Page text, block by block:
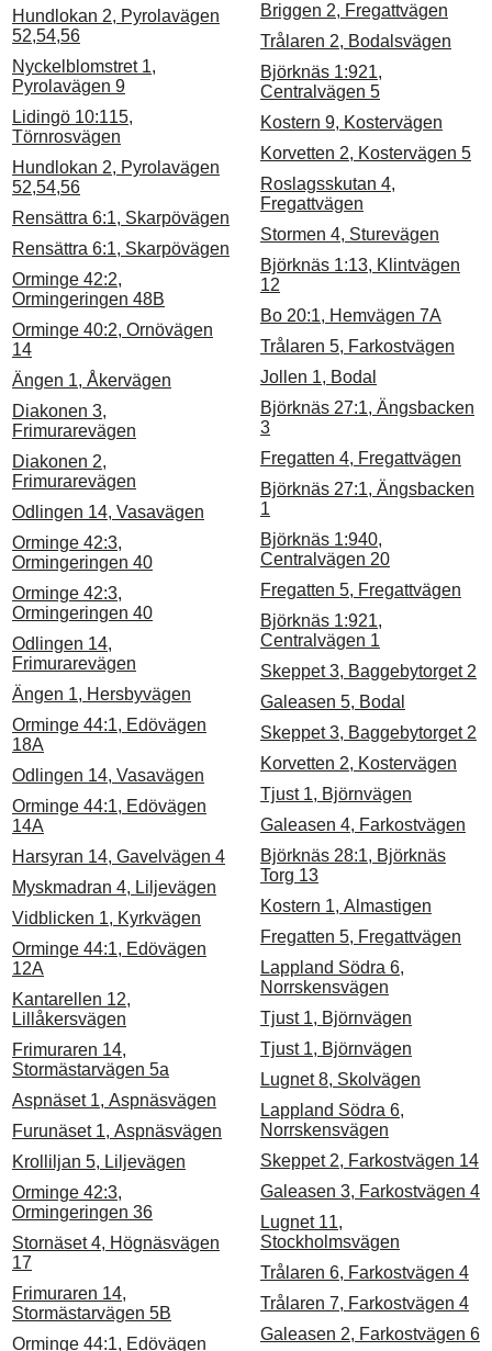
Hundlokan 2, Pyrolavägen
52,54,56
Nyckelblomstret 1,
Pyrolavägen 9
Lidingö 10:115,
Törnrosvägen
Hundlokan 2, Pyrolavägen
52,54,56
Rensättra 6:1, Skarpövägen
Rensättra 6:1, Skarpövägen
Orminge 42:2,
Ormingeringen 48B
Orminge 40:2, Ornövägen
14
Ängen 1, Åkervägen
Diakonen 3,
Frimurarevägen
Diakonen 2,
Frimurarevägen
Odlingen 14, Vasavägen
Orminge 42:3,
Ormingeringen 40
Orminge 42:3,
Ormingeringen 40
Odlingen 14,
Frimurarevägen
Ängen 1, Hersbyvägen
Orminge 44:1, Edövägen
18A
Odlingen 14, Vasavägen
Orminge 44:1, Edövägen
14A
Harsyran 14, Gavelvägen 4
Myskmadran 4, Liljevägen
Vidblicken 1, Kyrkvägen
Orminge 44:1, Edövägen
12A
Kantarellen 12,
Lillåkersvägen
Frimuraren 14,
Stormästarvägen 5a
Aspnäset 1, Aspnäsvägen
Furunäset 1, Aspnäsvägen
Krolliljan 5, Liljevägen
Orminge 42:3,
Ormingeringen 36
Stornäset 4, Högnäsvägen
17
Frimuraren 14,
Stormästarvägen 5B
Orminge 44:1, Edövägen
Briggen 2, Fregattvägen
Trålaren 2, Bodalsvägen
Björknäs 1:921,
Centralvägen 5
Kostern 9, Kostervägen
Korvetten 2, Kostervägen 5
Roslagsskutan 4,
Fregattvägen
Stormen 4, Sturevägen
Björknäs 1:13, Klintvägen
12
Bo 20:1, Hemvägen 7A
Trålaren 5, Farkostvägen
Jollen 1, Bodal
Björknäs 27:1, Ängsbacken
3
Fregatten 4, Fregattvägen
Björknäs 27:1, Ängsbacken
1
Björknäs 1:940,
Centralvägen 20
Fregatten 5, Fregattvägen
Björknäs 1:921,
Centralvägen 1
Skeppet 3, Baggebytorget 2
Galeasen 5, Bodal
Skeppet 3, Baggebytorget 2
Korvetten 2, Kostervägen
Tjust 1, Björnvägen
Galeasen 4, Farkostvägen
Björknäs 28:1, Björknäs
Torg 13
Kostern 1, Almastigen
Fregatten 5, Fregattvägen
Lappland Södra 6,
Norrskensvägen
Tjust 1, Björnvägen
Tjust 1, Björnvägen
Lugnet 8, Skolvägen
Lappland Södra 6,
Norrskensvägen
Skeppet 2, Farkostvägen 14
Galeasen 3, Farkostvägen 4
Lugnet 11,
Stockholmsvägen
Trålaren 6, Farkostvägen 4
Trålaren 7, Farkostvägen 4
Galeasen 2, Farkostvägen 6